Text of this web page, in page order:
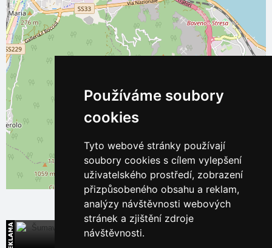
Používáme soubory
cookies
Tyto webové stránky používají
soubory cookies s cílem vylepšení
uživatelského prostředí, zobrazení
přizpůsobeného obsahu a reklam,
analýzy návštěvnosti webových
stránek a zjištění zdroje
návštěvnosti.
Leaflet | © OpenStreetMap